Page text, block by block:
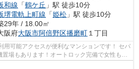
和線 「鶴ケ丘 」駅 徒歩10分
堺電軌上町線 「姫松 」駅 徒歩10分
29年 / 18.00㎡
阪府大阪市阿倍野区播磨町 １丁目
可能アクセスが便利なマンションです！ セパ
場もあります！オートロック完備で女性も安